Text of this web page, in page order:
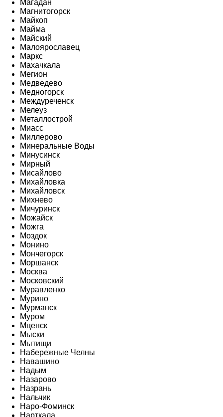
Магадан
Магнитогорск
Майкоп
Майма
Майский
Малоярославец
Маркс
Махачкала
Мегион
Медведево
Медногорск
Междуреченск
Мелеуз
Металлострой
Миасс
Миллерово
Минеральные Воды
Минусинск
Мирный
Мисайлово
Михайловка
Михайловск
Михнево
Мичуринск
Можайск
Можга
Моздок
Монино
Мончегорск
Моршанск
Москва
Московский
Муравленко
Мурино
Мурманск
Муром
Мценск
Мыски
Мытищи
Набережные Челны
Навашино
Надым
Назарово
Назрань
Нальчик
Наро-Фоминск
Нарткала